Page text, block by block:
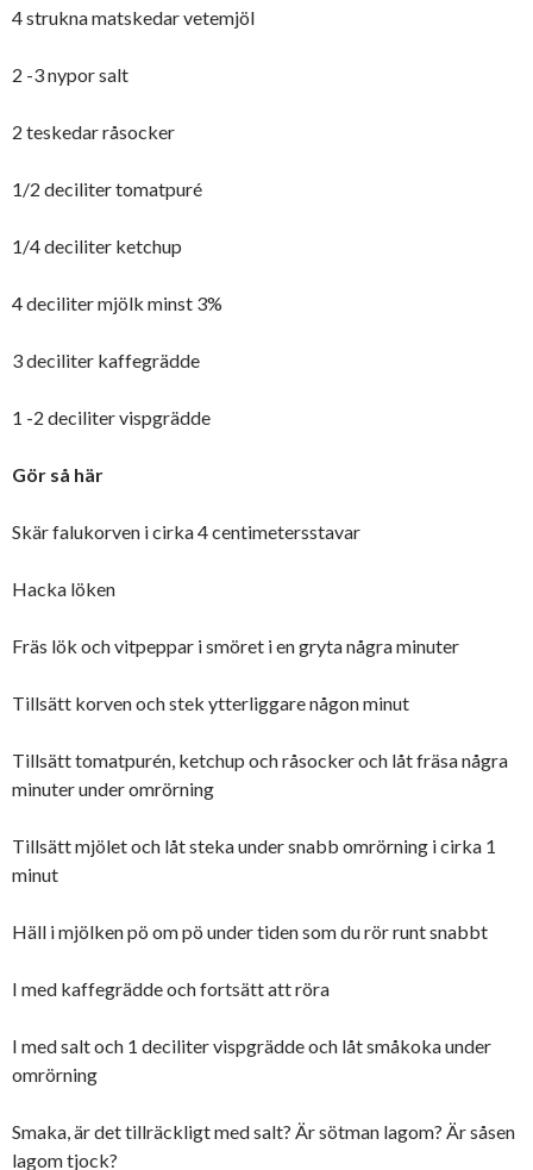
4 strukna matskedar vetemjöl
2 -3 nypor salt
2 teskedar råsocker
1/2 deciliter tomatpuré
1/4 deciliter ketchup
4 deciliter mjölk minst 3%
3 deciliter kaffegrädde
1 -2 deciliter vispgrädde
Gör så här
Skär falukorven i cirka 4 centimetersstavar
Hacka löken
Fräs lök och vitpeppar i smöret i en gryta några minuter
Tillsätt korven och stek ytterliggare någon minut
Tillsätt tomatpurén, ketchup och råsocker och låt fräsa några
minuter under omrörning
Tillsätt mjölet och låt steka under snabb omrörning i cirka 1
minut
Häll i mjölken pö om pö under tiden som du rör runt snabbt
I med kaffegrädde och fortsätt att röra
I med salt och 1 deciliter vispgrädde och låt småkoka under
omrörning
Smaka, är det tillräckligt med salt? Är sötman lagom? Är såsen
lagom tjock?